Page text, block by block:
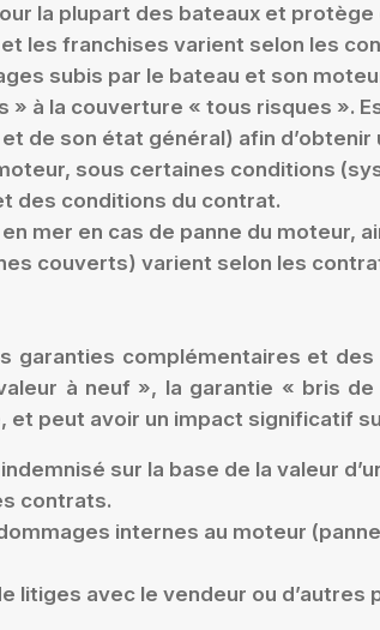
la plupart des bateaux et protège
les franchises varient selon les
subis par le bateau et son
à la couverture « tous risques ».
de son état général) afin
sous certaines conditions
des conditions du contrat.
en cas de panne du moteur,
couverts) varient selon les
garanties complémentaires et
à neuf », la garantie « bris
peut avoir un impact significatif
sur la base de la valeur
contrats.
internes au moteur
avec le vendeur ou d’autres